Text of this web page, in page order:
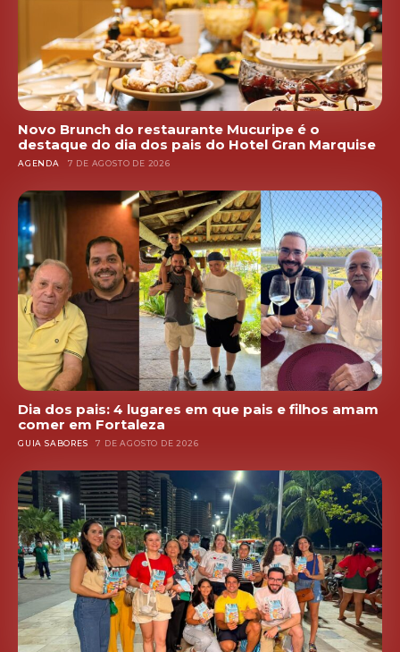
Novo Brunch do restaurante Mucuripe é o
destaque do dia dos pais do Hotel Gran Marquise
AGENDA 7 DE AGOSTO DE 2026
Dia dos pais: 4 lugares em que pais e filhos amam
comer em Fortaleza
GUIA SABORES 7 DE AGOSTO DE 2026